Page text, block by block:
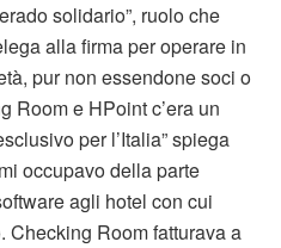
solidario”, ruolo che
alla firma per operare in
pur non essendone soci o
Room e HPoint c’era un
per l’Italia” spiega
occupavo della parte
agli hotel con cui
Checking Room fatturava a